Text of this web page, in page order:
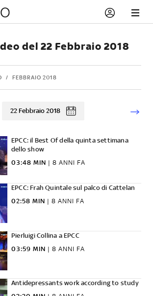
del 22 Febbraio 2018
FEBBRAIO 2018
22 Febbraio 2018
EPCC: il Best Of della quinta settimana
dello show
03:48 MIN | 8 ANNI FA
EPCC: Frah Quintale sul palco di Cattelan
02:58 MIN | 8 ANNI FA
Pierluigi Collina a EPCC
03:59 MIN | 8 ANNI FA
Antidepressants work according to study